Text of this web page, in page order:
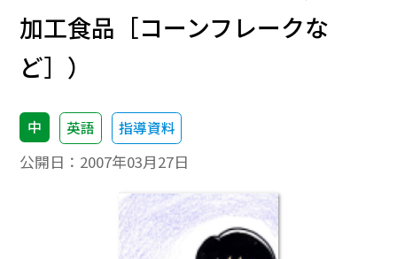
加工食品［コーンフレークな
ど］）
中 英語 指導資料
公開日： 2007年03月27日